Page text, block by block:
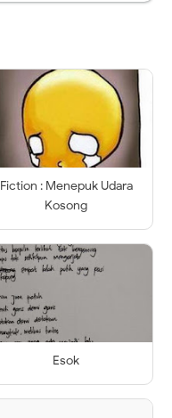
Fiction : Menepuk Udara
Kosong
Esok